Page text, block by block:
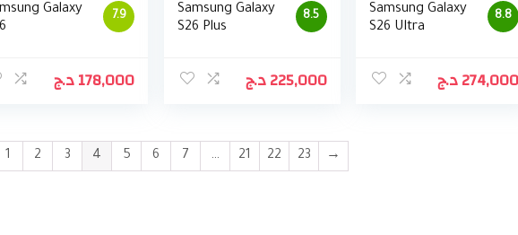
7.9
Galaxy
178,000د.ج
8.5
Samsung Galaxy
S26 Plus
225,000د.ج
8.8
Samsung Galaxy
S26 Ultra
274,000د.ج
1 2 3 4 5 6 7 … 21 22 23 →